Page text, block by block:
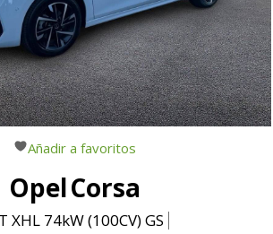
Añadir a favoritos
OpelCorsa
XHL 74kW (100CV) GS